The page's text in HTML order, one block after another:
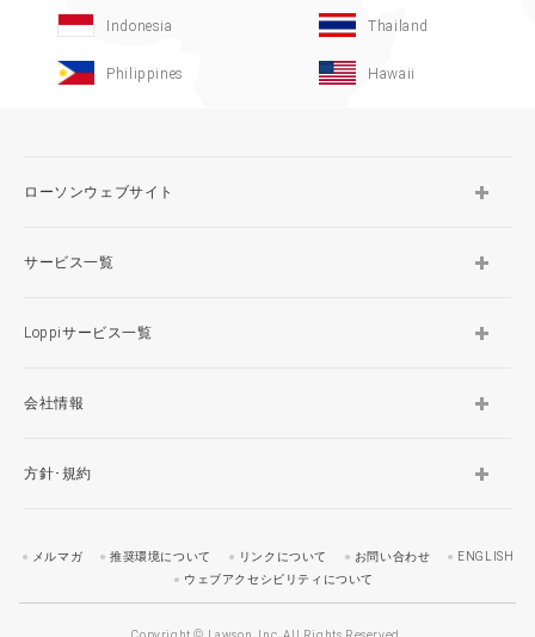
Indonesia Thailand
Philippines Hawaii
ローソンウェブサイト
サービス一覧
Loppiサービス一覧
会社情報
方針･規約
メルマガ 推奨環境について リンクについて お問い合わせ
ENGLISH
ウェブアクセシビリティについて